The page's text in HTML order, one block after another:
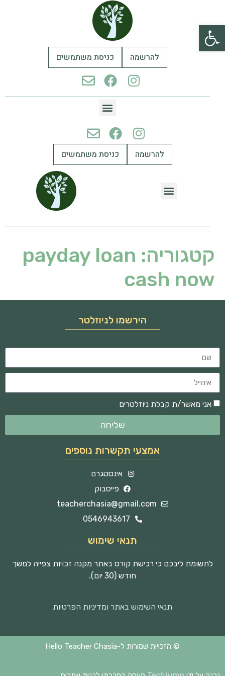
פתח סרגל נגישות
להרשמה כניסת משתמשים
להרשמה כניסת משתמשים
קטגוריה: payday loan
cash now
הירשמו לניוזלטר
אני מאשר/ת קבלת ניוזלטרים
שליחה
אמצעי תקשרות נוספים
אינסטגרם
פייסבוק
teacherchasia@gmail.com
0546943617
תנאי שימוש
לתשומת ליבכם כי רכישת קורס באתר מקנה זכויות צפייה למשך
חודש (30 יום).
תנאי השימוש באתר ומדיניות הפרטיות
© הזכויות שמורות ל-Hello Teacher Chasia